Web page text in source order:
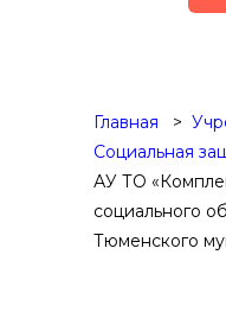
Главная
Социальная
АУ ТО
социального
Тюменского